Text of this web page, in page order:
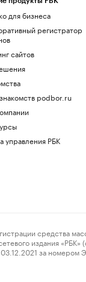
для бизнеса
регистратор
сайтов
podbor.ru
управления РБК
средства
издания «РБК»
03.12.2021 за